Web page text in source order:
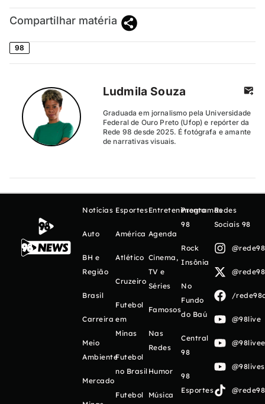
Compartilhar matéria
98
Ludmila Souza
Graduada em jornalismo pela Universidade
Federal de Ouro Preto (Ufop) e repórter da
Rede 98 desde 2025. É fotógrafa e amante
de narrativas visuais.
Notícias
Auto
BH e
Região
Brasil
Carreira
Meio
Ambiente
Mercado
Esportes
América
Atlético
Cruzeiro
Futebol
em
Minas
Futebol
no Brasil
Futebol
Entretenimento
Agenda
Cinema,
TV e
Séries
Famosos
Nas
Redes
Humor
Música
Programas
98
Rock
Insônia
No
Fundo
do Baú
Central
98
98
Esportes
Redes
Sociais 98
/
@98live